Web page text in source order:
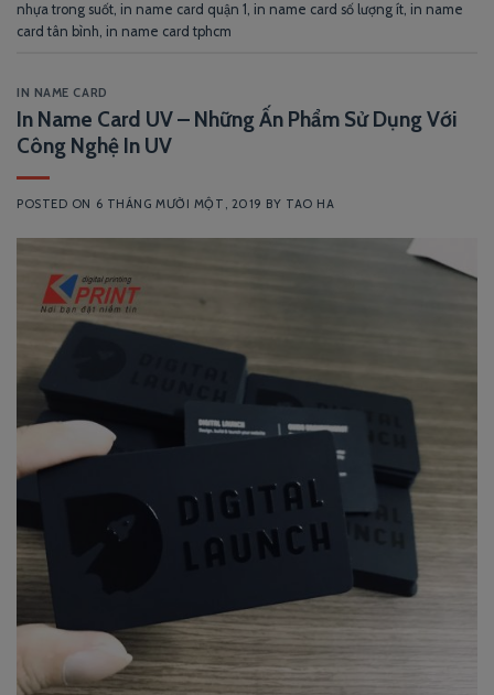
nhựa trong suốt, in name card quận 1 , in name card số lượng ít, in name
card tân bình, in name card tphcm
IN NAME CARD
In Name Card UV – Những Ấn Phẩm Sử Dụng Với
Công Nghệ In UV
POSTED ON 6 THÁNG MƯỜI MỘT, 2019 BY TAO HA